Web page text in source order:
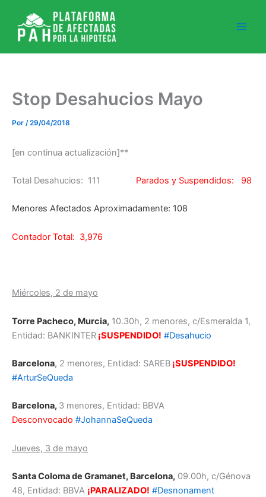
contenido
Stop Desahucios Mayo
Por /29/04/2018
[en continua actualización]**
Total Desahucios: 111 Parados y Suspendidos: 98
Menores Afectados Aproximadamente: 108
Contador Total: 3,976
Miércoles, 2 de mayo
Torre Pacheco, Murcia, 10.30h, 2 menores, c/Esmeralda 1,
Entidad: BANKINTER ¡SUSPENDIDO! #Desahucio
Barcelona, 2 menores, Entidad: SAREB ¡SUSPENDIDO!
#ArturSeQueda
Barcelona, 3 menores, Entidad: BBVA
Desconvocado #JohannaSeQueda
Jueves, 3 de mayo
Santa Coloma de Gramanet, Barcelona, 09.00h, c/Génova
48, Entidad: BBVA ¡PARALIZADO! #Desnonament